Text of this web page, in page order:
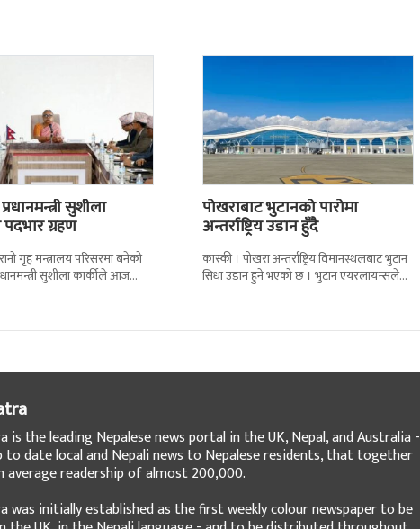
सुशीला
पदभार ग्रहण
गृह मन्त्रालय परिसरमा बनेको
सुशीला कार्कीले आज
पोखराबाट भुटानको पारोमा
अन्तर्राष्ट्रिय उडान हुँदै
कास्की । पोखरा अन्तर्राष्ट्रिय विमानस्थलबाट भुटान
सिधा उडान हुने भएको छ । भुटान एयरलायन्सले
is the leading Nepalese news portal in the UK, Nepal, and Australia -
to date local and Nepali news to Nepalese residents, that together
average readership of almost 200,000.
was initially established as the first weekly colour newspaper to be